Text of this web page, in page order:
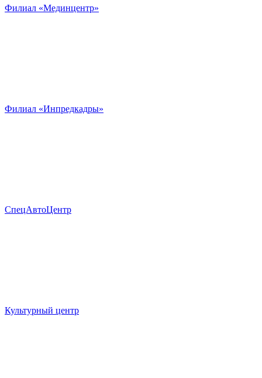
Филиал «Мединцентр»
Филиал «Инпредкадры»
СпецАвтоЦентр
Культурный центр